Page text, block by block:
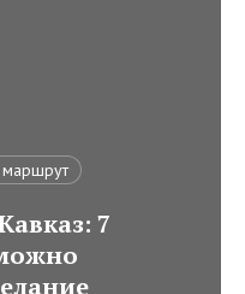
маршрут
7